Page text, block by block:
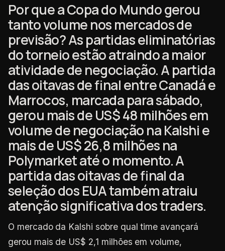
Por que a Copa do Mundo gerou
tanto volume nos mercados de
previsão? As partidas eliminatórias
do torneio estão atraindo a maior
atividade de negociação. A partida
das oitavas de final entre Canadá e
Marrocos, marcada para sábado,
gerou mais de US$ 48 milhões em
volume de negociação na Kalshi e
mais de US$ 26,8 milhões na
Polymarket até o momento. A
partida das oitavas de final da
seleção dos EUA também atraiu
atenção significativa dos traders.
O mercado da Kalshi sobre qual time avançará
gerou mais de US$ 2,1 milhões em volume,